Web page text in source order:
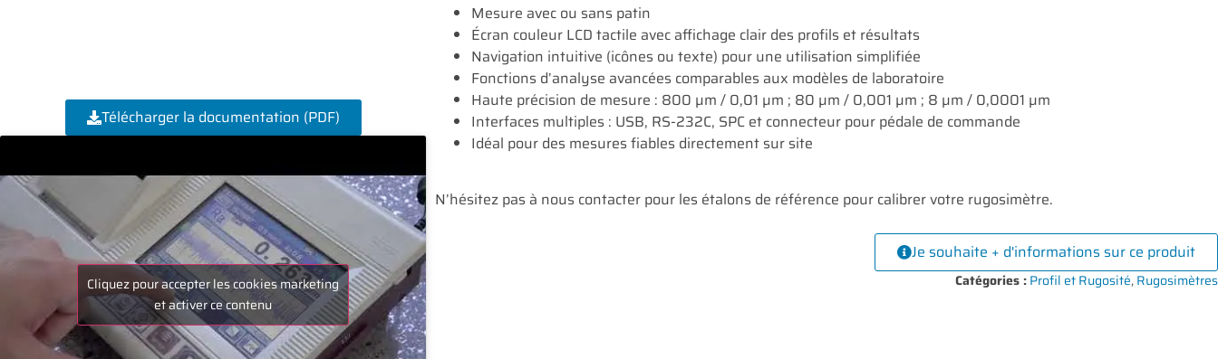
Télécharger la documentation (PDF)
Cliquez pour accepter les cookies marketing
et activer ce contenu
Mesure avec ou sans patin
Écran couleur LCD tactile avec affichage clair des profils et résultats
Navigation intuitive (icônes ou texte) pour une utilisation simplifiée
Fonctions d’analyse avancées comparables aux modèles de laboratoire
Haute précision de mesure : 800 µm / 0,01 µm ; 80 µm / 0,001 µm ; 8 µm / 0,0001 µm
Interfaces multiples : USB, RS-232C, SPC et connecteur pour pédale de commande
Idéal pour des mesures fiables directement sur site
N’hésitez pas à nous contacter pour les étalons de référence pour calibrer votre rugosimètre.
Je souhaite + d'informations sur ce produit
Catégories :Profil et Rugosité,Rugosimètres